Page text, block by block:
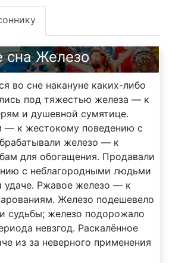
сна Железо
во сне накануне каких-либо
под тяжестью железа — к
и душевной сумятице.
— к жестокому поведению с
железо — к
для обогащения. Продавали
с неблагородными людьми
удаче. Ржавое железо — к
Железо подешевело
судьбы; железо подорожало
невзгод. Раскалённое
из за неверного применения